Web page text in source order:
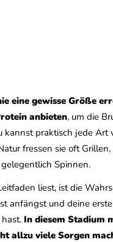
eine gewisse Größe
anbieten, um die
kannst praktisch jede Art
fressen sie oft
Spinnen.
liest, ist die
anfängst und deine
In diesem Stadium
allzu viele Sorgen